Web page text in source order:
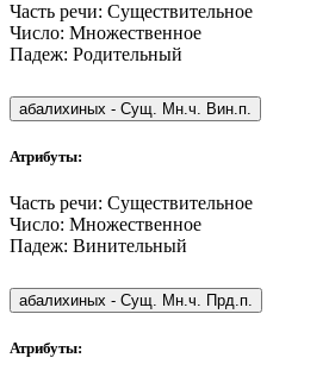
Часть речи: Существительное
Число: Множественное
Падеж: Родительный
абалихиных - Сущ. Мн.ч. Вин.п.
Атрибуты:
Часть речи: Существительное
Число: Множественное
Падеж: Винительный
абалихиных - Сущ. Мн.ч. Прд.п.
Атрибуты: